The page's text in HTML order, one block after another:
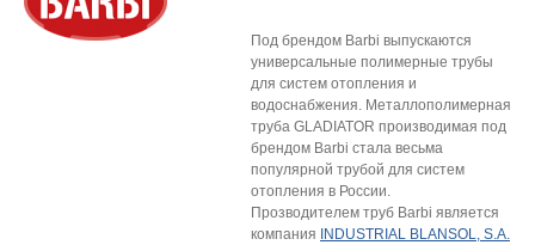
Под брендом Barbi выпускаются
универсальные полимерные трубы
для систем отопления и
водоснабжения. Металлополимерная
труба GLADIATOR производимая под
брендом Barbi стала весьма
популярной трубой для систем
отопления в России.
Прозводителем труб Barbi является
компания
INDUSTRIAL BLANSOL, S.A.